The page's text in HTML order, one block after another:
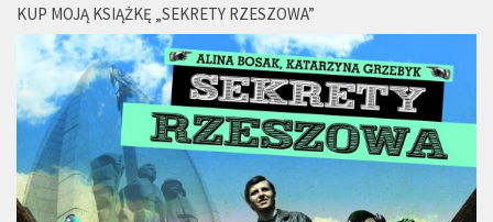
KUP MOJĄ KSIĄŻKĘ „SEKRETY RZESZOWA”